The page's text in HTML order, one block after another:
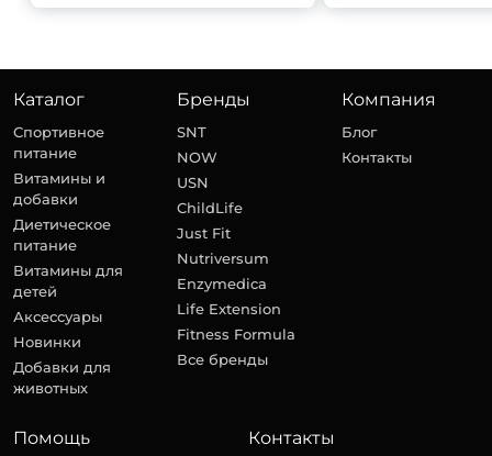
Каталог
Спортивное
питание
Витамины и
добавки
Диетическое
питание
Витамины для
детей
Аксессуары
Новинки
Добавки для
животных
Бренды
SNT
NOW
USN
ChildLife
Just Fit
Nutriversum
Enzymedica
Life Extension
Fitness Formula
Все бренды
Компания
Блог
Контакты
Помощь Контакты